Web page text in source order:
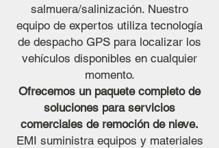
salmuera/salinización. Nuestro
equipo de expertos utiliza tecnología
de despacho GPS para localizar los
vehículos disponibles en cualquier
momento.
Ofrecemos un paquete completo de
soluciones para servicios
comerciales de remoción de nieve.
EMI suministra equipos y materiales